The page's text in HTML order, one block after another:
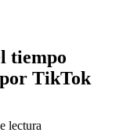
tiempo
TikTok
lectura